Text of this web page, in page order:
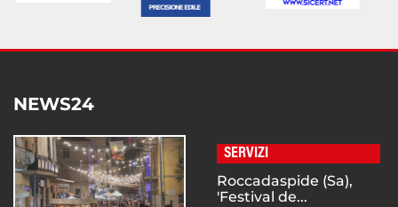
NEWS24
SERVIZI
Roccadaspide (Sa),
'Festival de...